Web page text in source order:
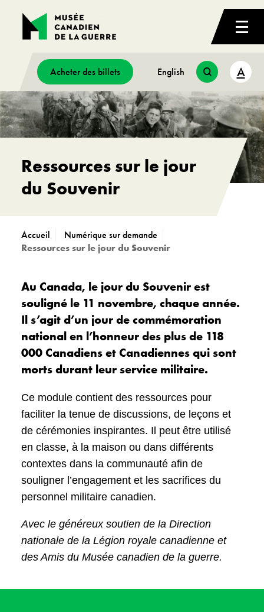
Acheter des billets English A
Ressources sur le jour
du Souvenir
Accueil
Numérique sur demande
Ressources sur le jour du Souvenir
Au Canada, le jour du Souvenir est
souligné le 11 novembre, chaque année.
Il s’agit d’un jour de commémoration
national en l’honneur des plus de 118
000 Canadiens et Canadiennes qui sont
morts durant leur service militaire.
Ce module contient des ressources pour
faciliter la tenue de discussions, de leçons et
de cérémonies inspirantes. Il peut être utilisé
en classe, à la maison ou dans différents
contextes dans la communauté afin de
souligner l’engagement et les sacrifices du
personnel militaire canadien.
Avec le généreux soutien de la Direction
nationale de la Légion royale canadienne et
des Amis du Musée canadien de la guerre.